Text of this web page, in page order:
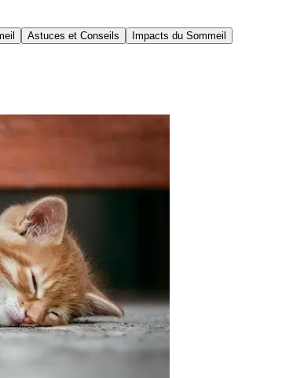
Astuces et Conseils Impacts du Sommeil